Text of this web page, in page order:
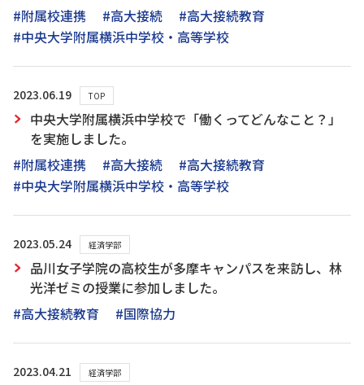
#附属校連携
#高大接続
#高大接続教育
#中央大学附属横浜中学校・高等学校
2023.06.19 TOP
中央大学附属横浜中学校で「働くってどんなこと？」
を実施しました。
#附属校連携
#高大接続
#高大接続教育
#中央大学附属横浜中学校・高等学校
2023.05.24 経済学部
品川女子学院の高校生が多摩キャンパスを来訪し、林
光洋ゼミの授業に参加しました。
#高大接続教育
#国際協力
2023.04.21 経済学部